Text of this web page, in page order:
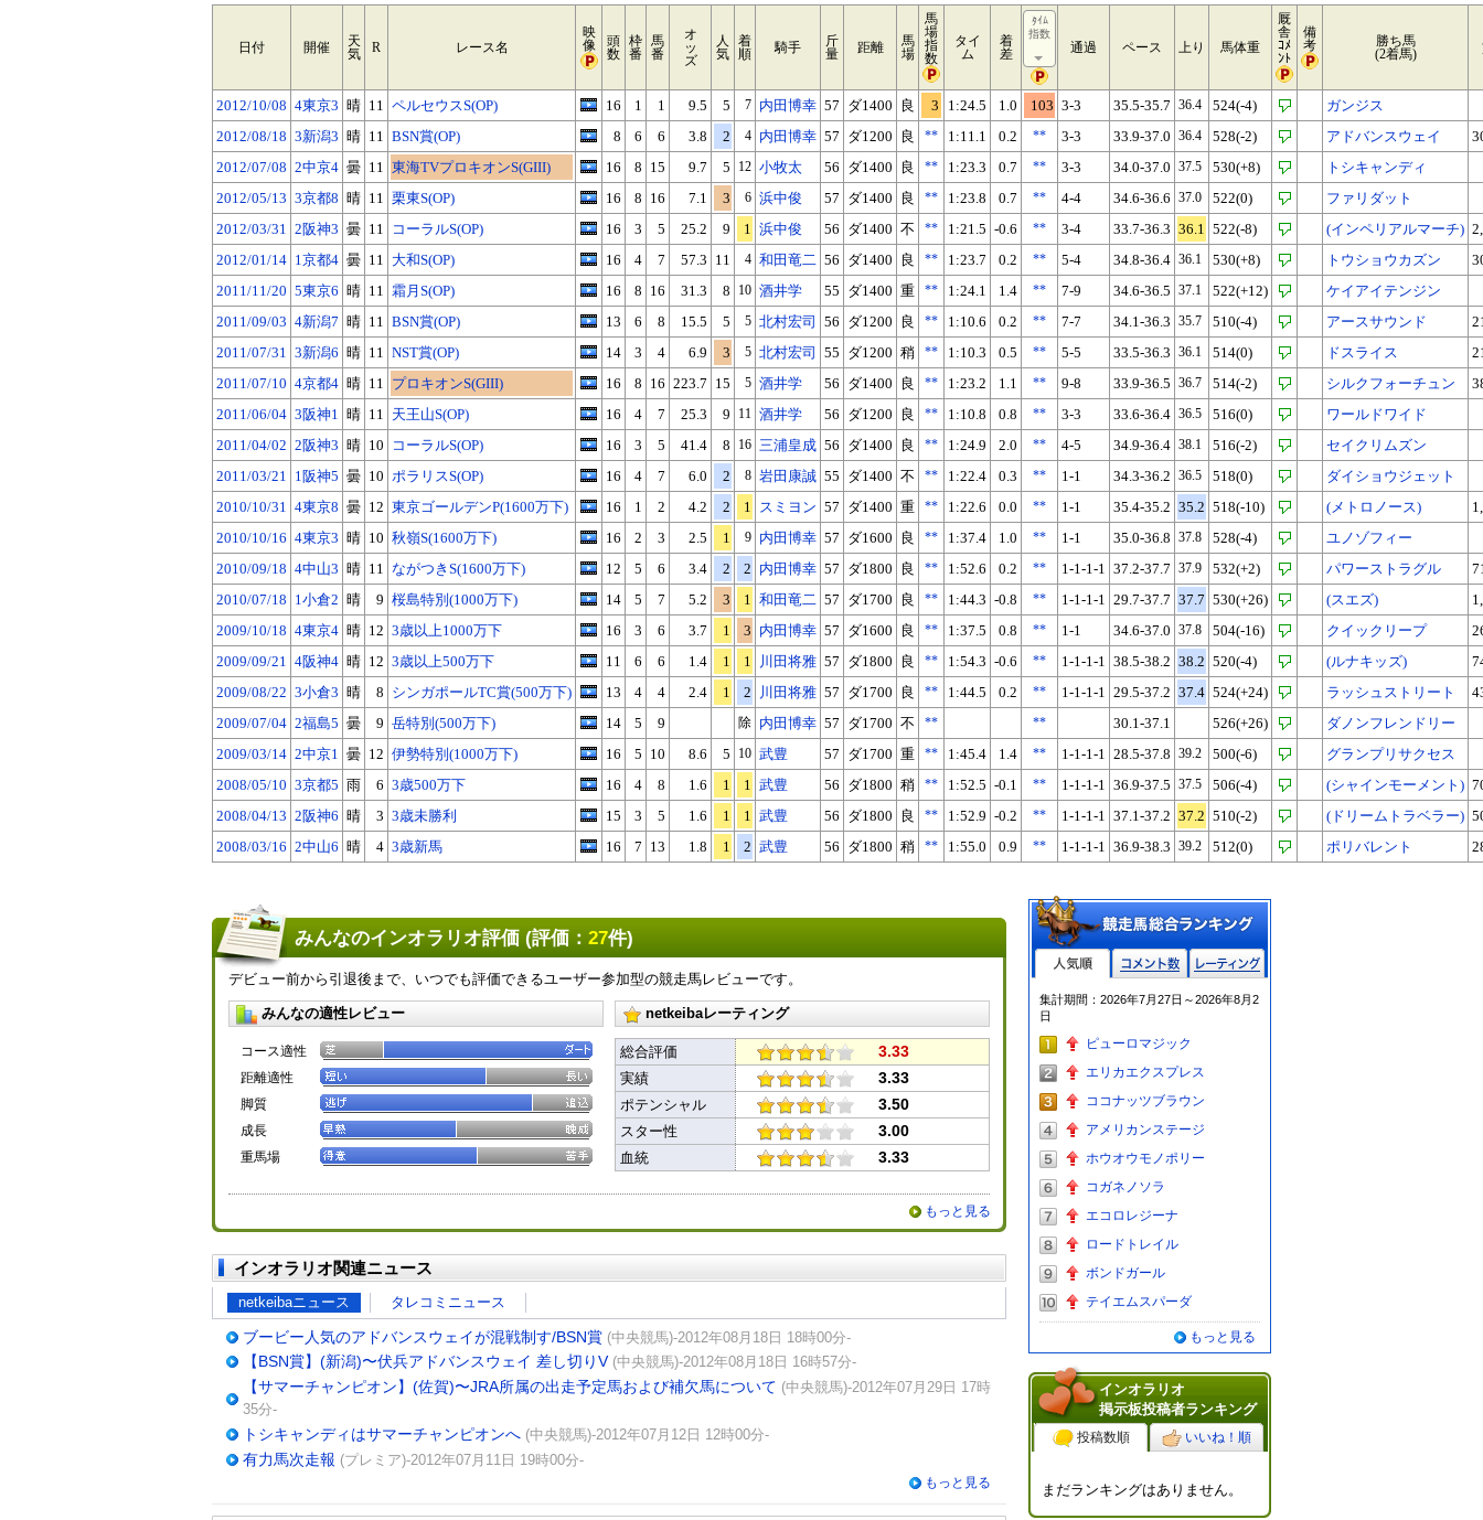
X
日付 開催
天
気
R レース名
映
像
頭
数
枠
番
馬
番
オ
ッ
ズ
人
気
着
順
騎手
斤
量
距離
馬
場
馬
場
指
数
タイ
ム
着
差
ﾀｲﾑ
指数
通過 ペース 上り 馬体重
厩
舎
ｺﾒ
ﾝﾄ
備
考
勝ち馬
(2着馬)
2012/10/08 4東京3 晴 11 ペルセウスS(OP) 16 1 1 9.5 5 7 内田博幸 57 ダ1400 良 3 1:24.5 1.0 103 3-3 35.5-35.7 36.4 524(-4)
ガンジス
2012/08/18 3新潟3 晴 11 BSN賞(OP) 8 6 6 3.8 2 4 内田博幸 57 ダ1200 良 ** 1:11.1 0.2 ** 3-3 33.9-37.0 36.4 528(-2) アドバンスウェイ
2012/07/08 2中京4 曇 11 東海TVプロキオンS(GIII) 16 8 15 9.7 5 12 小牧太 56 ダ1400 良 ** 1:23.3 0.7 ** 3-3 34.0-37.0 37.5 530(+8)
トシキャンディ
2012/05/13 3京都8 晴 11 栗東S(OP) 16 8 16 7.1 3 6 浜中俊 57 ダ1400 良 ** 1:23.8 0.7 ** 4-4 34.6-36.6 37.0 522(0)
ファリダット
2012/03/31 2阪神3 曇 11 コーラルS(OP) 16 3 5 25.2 9 1 浜中俊 56 ダ1400 不 ** 1:21.5 -0.6 ** 3-4 33.7-36.3 36.1 522(-8) (インペリアルマーチ)
2012/01/14 1京都4 曇 11 大和S(OP) 16 4 7 57.3 11 4 和田竜二 56 ダ1400 良 ** 1:23.7 0.2 ** 5-4 34.8-36.4 36.1 530(+8) トウショウカズン
2011/11/20 5東京6 晴 11 霜月S(OP) 16 8 16 31.3 8 10 酒井学 55 ダ1400 重 ** 1:24.1 1.4 ** 7-9 34.6-36.5 37.1 522(+12)
ケイアイテンジン
2011/09/03 4新潟7 晴 11 BSN賞(OP) 13 6 8 15.5 5 5 北村宏司 56 ダ1200 良 ** 1:10.6 0.2 ** 7-7 34.1-36.3 35.7 510(-4) アースサウンド
2011/07/31 3新潟6 晴 11 NST賞(OP) 14 3 4 6.9 3 5 北村宏司 55 ダ1200 稍 ** 1:10.3 0.5 ** 5-5 33.5-36.3 36.1 514(0) ドスライス
2011/07/10 4京都4 晴 11 プロキオンS(GIII) 16 8 16 223.7 15 5 酒井学 56 ダ1400 良 ** 1:23.2 1.1 ** 9-8 33.9-36.5 36.7 514(-2) シルクフォーチュン
2011/06/04 3阪神1 晴 11 天王山S(OP) 16 4 7 25.3 9 11 酒井学 56 ダ1200 良 ** 1:10.8 0.8 ** 3-3 33.6-36.4 36.5 516(0)
ワールドワイド
2011/04/02 2阪神3 晴 10 コーラルS(OP) 16 3 5 41.4 8 16 三浦皇成 56 ダ1400 良 ** 1:24.9 2.0 ** 4-5 34.9-36.4 38.1 516(-2)
セイクリムズン
2011/03/21 1阪神5 曇 10 ポラリスS(OP) 16 4 7 6.0 2 8 岩田康誠 55 ダ1400 不 ** 1:22.4 0.3 ** 1-1 34.3-36.2 36.5 518(0)
ダイショウジェット
2010/10/31 4東京8 曇 12 東京ゴールデンP(1600万下) 16 1 2 4.2 2 1 スミヨン 57 ダ1400 重 ** 1:22.6 0.0 ** 1-1 35.4-35.2 35.2 518(-10) (メトロノース)
2010/10/16 4東京3 晴 10 秋嶺S(1600万下) 16 2 3 2.5 1 9 内田博幸 57 ダ1600 良 ** 1:37.4 1.0 ** 1-1 35.0-36.8 37.8 528(-4)
ユノゾフィー
2010/09/18 4中山3 晴 11 ながつきS(1600万下) 12 5 6 3.4 2 2 内田博幸 57 ダ1800 良 ** 1:52.6 0.2 ** 1-1-1-1 37.2-37.7 37.9 532(+2) パワーストラグル
2010/07/18 1小倉2 晴 9 桜島特別(1000万下) 14 5 7 5.2 3 1 和田竜二 57 ダ1700 良 ** 1:44.3 -0.8 ** 1-1-1-1 29.7-37.7 37.7 530(+26) (スエズ)
2009/10/18 4東京4 晴 12 3歳以上1000万下 16 3 6 3.7 1 3 内田博幸 57 ダ1600 良 ** 1:37.5 0.8 ** 1-1 34.6-37.0 37.8 504(-16) クイックリープ
2009/09/21 4阪神4 晴 12 3歳以上500万下 11 6 6 1.4 1 1 川田将雅 57 ダ1800 良 ** 1:54.3 -0.6 ** 1-1-1-1 38.5-38.2 38.2 520(-4) (ルナキッズ)
2009/08/22 3小倉3 晴 8 シンガポールTC賞(500万下) 13 4 4 2.4 1 2 川田将雅 57 ダ1700 良 ** 1:44.5 0.2 ** 1-1-1-1 29.5-37.2 37.4 524(+24) ラッシュストリート
2009/07/04 2福島5 曇 9 岳特別(500万下) 14 5 9 除 内田博幸 57 ダ1700 不 ** ** 30.1-37.1 526(+26)
ダノンフレンドリー
2009/03/14 2中京1 曇 12 伊勢特別(1000万下) 16 5 10 8.6 5 10 武豊 57 ダ1700 重 ** 1:45.4 1.4 ** 1-1-1-1 28.5-37.8 39.2 500(-6)
グランプリサクセス
2008/05/10 3京都5 雨 6 3歳500万下 16 4 8 1.6 1 1 武豊 56 ダ1800 稍 ** 1:52.5 -0.1 ** 1-1-1-1 36.9-37.5 37.5 506(-4) (シャインモーメント)
2008/04/13 2阪神6 晴 3 3歳未勝利 15 3 5 1.6 1 1 武豊 56 ダ1800 良 ** 1:52.9 -0.2 ** 1-1-1-1 37.1-37.2 37.2 510(-2) (ドリームトラベラー)
2008/03/16 2中山6 晴 4 3歳新馬 16 7 13 1.8 1 2 武豊 56 ダ1800 稍 ** 1:55.0 0.9 ** 1-1-1-1 36.9-38.3 39.2 512(0) ポリバレント
みんなのインオラリオ評価 (評価： 27件)
デビュー前から引退後まで、いつでも評価できるユーザー参加型の競走馬レビューです。
みんなの適性レビュー
コース適性
距離適性
脚質
成長
重馬場
netkeibaレーティング
総合評価 3.33
実績 3.33
ポテンシャル 3.50
スター性 3.00
血統 3.33
もっと見る
インオラリオ関連ニュース
netkeibaニュース タレコミニュース
ブービー人気のアドバンスウェイが混戦制す/BSN賞 (中央競馬)-2012年08月18日 18時00分-
【BSN賞】(新潟)〜伏兵アドバンスウェイ 差し切りV (中央競馬)-2012年08月18日 16時57分-
【サマーチャンピオン】(佐賀)〜JRA所属の出走予定馬および補欠馬について (中央競馬)-2012年07月29日 17時
35分-
トシキャンディはサマーチャンピオンへ (中央競馬)-2012年07月12日 12時00分-
有力馬次走報 (プレミア)-2012年07月11日 19時00分-
もっと見る
グ
集計期間：2026年7月27日～2026年8月2
日
ピューロマジック
エリカエクスプレス
ココナッツブラウン
アメリカンステージ
ホウオウモノポリー
コガネノソラ
エコロレジーナ
ロードトレイル
ボンドガール
テイエムスパーダ
もっと見る
インオラリオ
掲示板投稿者ランキング
投稿数順 いいね！順
まだランキングはありません。